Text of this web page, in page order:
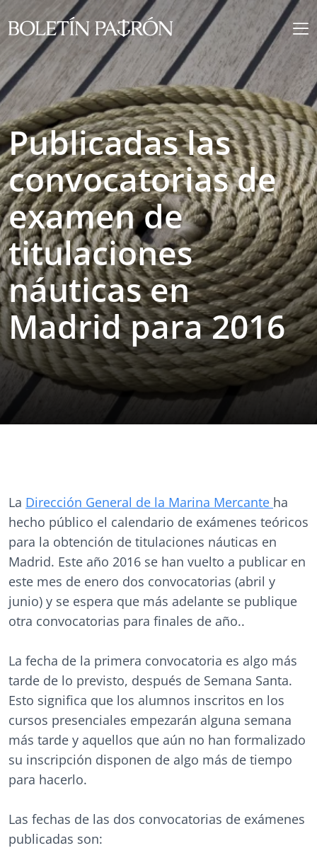
Publicadas las
convocatorias de
examen de
titulaciones
náuticas en
Madrid para 2016
La Dirección General de la Marina Mercante ha
hecho público el calendario de exámenes teóricos
para la obtención de titulaciones náuticas en
Madrid. Este año 2016 se han vuelto a publicar en
este mes de enero dos convocatorias (abril y
junio) y se espera que más adelante se publique
otra convocatorias para finales de año..
La fecha de la primera convocatoria es algo más
tarde de lo previsto, después de Semana Santa.
Esto significa que los alumnos inscritos en los
cursos presenciales empezarán alguna semana
más tarde y aquellos que aún no han formalizado
su inscripción disponen de algo más de tiempo
para hacerlo.
Las fechas de las dos convocatorias de exámenes
publicadas son: